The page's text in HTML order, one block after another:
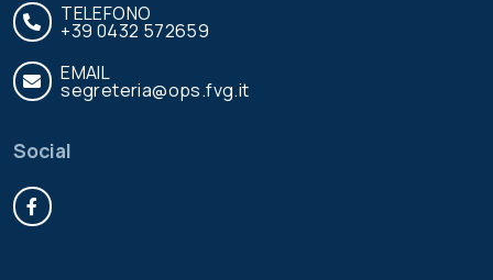
TELEFONO
+39 0432 572659
EMAIL
segreteria@ops.fvg.it
Social